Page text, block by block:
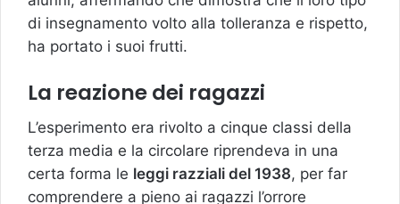
di insegnamento volto alla tolleranza e rispetto,
ha portato i suoi frutti.
La reazione dei ragazzi
L’esperimento era rivolto a cinque classi della
terza media e la circolare riprendeva in una
certa forma le leggi razziali del 1938, per far
comprendere a pieno ai ragazzi l’orrore